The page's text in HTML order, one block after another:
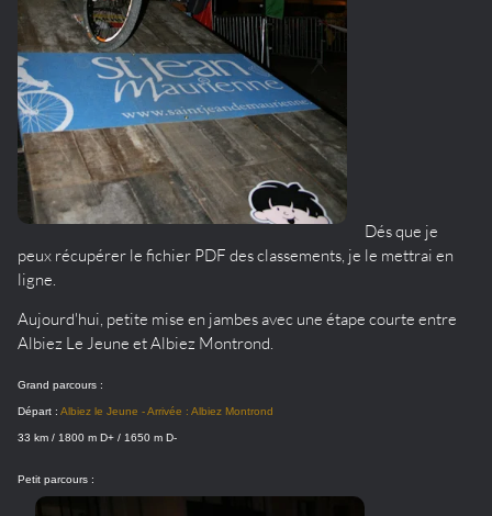
Dés que je
peux récupérer le fichier PDF des classements, je le mettrai en
ligne.
Aujourd'hui, petite mise en jambes avec une étape courte entre
Albiez Le Jeune et Albiez Montrond.
Grand parcours :
Départ : Albiez le Jeune - Arrivée : Albiez Montrond
33 km / 1800 m D+ / 1650 m D-
Petit parcours :